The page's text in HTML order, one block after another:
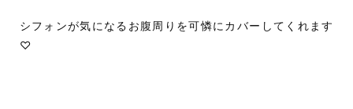
シフォンが気になるお腹周りを可憐にカバーしてくれます
♡